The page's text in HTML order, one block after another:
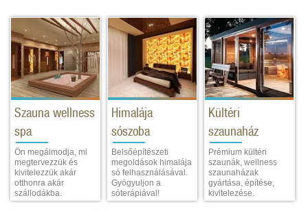
Szauna wellness
spa
Ön megálmodja, mi
megtervezzük és
kivitelezzük akár
otthonra akár
szállodákba.
Himalája
sószoba
Belsőépítészeti
megoldások himalája
só felhasználásával.
Gyógyuljon a
sóterápiával!
Kültéri
szaunaház
Prémium kültéri
szaunák, wellness
szaunaházak
gyártása, építése,
kivitelezése.